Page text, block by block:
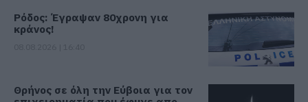
Ρόδος: Έγραψαν 80χρονη για
κράνος!
Θρήνος σε όλη την Εύβοια για τον